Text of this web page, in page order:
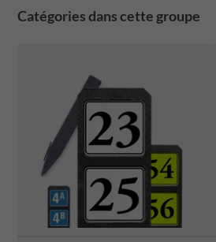
Catégories dans cette groupe